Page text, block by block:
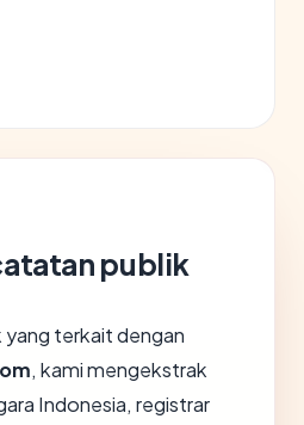
publik
terkait dengan
, kami mengekstrak
Indonesia, registrar